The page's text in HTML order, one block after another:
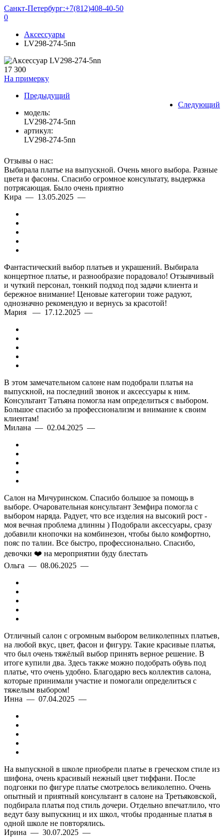
Санкт-Петербург:+7(812)408-40-50
0
Аксессуары
LV298-274-5nn
17 300
На примерку
Предыдущий
Следующий
модель:
LV298-274-5nn
артикул:
LV298-274-5nn
Отзывы о нас:
Выбирала платье на выпускной. Очень много выбора. Разные
цвета и фасоны. Спасибо огромное консультату, выдержка
потрясающая. Было очень приятно
Кира — 13.05.2025 —
Фантастический выбор платьев и украшений. Выбирала
концертное платье, и разнообразие порадовало! Отзывчивый
и чуткий персонал, тонкий подход под задачи клиента и
бережное внимание! Ценовые категории тоже радуют,
однозначно рекомендую и вернусь за красотой!
Мария — 17.12.2025 —
В этом замечательном салоне нам подобрали платья на
выпускной, на последний звонок и аксессуары к ним.
Консультант Татьяна помогла нам определиться с выбором.
Большое спасибо за профессионализм и внимание к своим
клиентам!
Милана — 02.04.2025 —
Салон на Мичуринском. Спасибо большое за помощь в
выборе. Очаровательная консультант Земфира помогла с
выбором наряда. Радует, что все изделия на высокий рост -
моя вечная проблема длинны ) Подобрали аксессуары, сразу
добавили кнопочки на комбинезон, чтобы было комфортно,
пояс по талии. Все быстро, профессионально. Спасибо,
девочки ❤️ на мероприятии буду блестать
Ольга — 08.06.2025 —
Отличный салон с огромным выбором великолепных платьев,
на любой вкус, цвет, фасон и фигуру. Такие красивые платья,
что был очень тяжёлый выбор принять верное решение. В
итоге купили два. Здесь также можно подобрать обувь под
платье, что очень удобно. Благодарю весь коллектив салона,
которые принимали участие и помогали определиться с
тяжелым выбором!
Инна — 07.04.2025 —
На выпускной в школе приобрели платье в греческом стиле из
шифона, очень красивый нежный цвет тиффани. После
подгонки по фигуре платье смотрелось великолепно. Очень
опытный и приятный консультант в салоне на Третьяковской,
подбирала платья под стиль дочери. Отдельно впечатлило, что
ведут базу выпускниц и их школ, чтобы проданные платья в
одной школе не повторялись.
Ирина — 30.07.2025 —